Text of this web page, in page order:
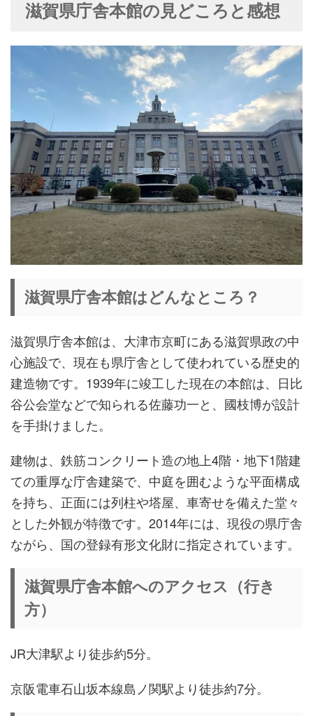
滋賀県庁舎本館の見どころと感想
滋賀県庁舎本館はどんなところ？
滋賀県庁舎本館は、大津市京町にある滋賀県政の中
心施設で、現在も県庁舎として使われている歴史的
建造物です。1939年に竣工した現在の本館は、日比
谷公会堂などで知られる佐藤功一と、國枝博が設計
を手掛けました。
建物は、鉄筋コンクリート造の地上4階・地下1階建
ての重厚な庁舎建築で、中庭を囲むような平面構成
を持ち、正面には列柱や塔屋、車寄せを備えた堂々
とした外観が特徴です。2014年には、現役の県庁舎
ながら、国の登録有形文化財に指定されています。
滋賀県庁舎本館へのアクセス（行き
方）
JR大津駅より徒歩約5分。
京阪電車石山坂本線島ノ関駅より徒歩約7分。